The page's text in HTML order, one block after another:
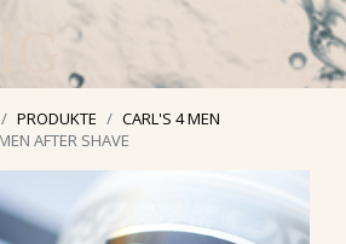
PRODUKTE
CARL'S 4 MEN
AFTER SHAVE